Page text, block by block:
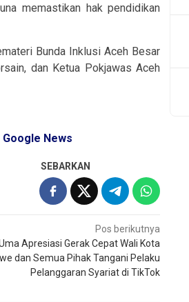
memastikan hak pendidikan
Bunda Inklusi Aceh Besar
dan Ketua Pokjawas Aceh
Google News
SEBARKAN
Pos berikutnya
Apresiasi Gerak Cepat Wali Kota
dan Semua Pihak Tangani Pelaku
Pelanggaran Syariat di TikTok